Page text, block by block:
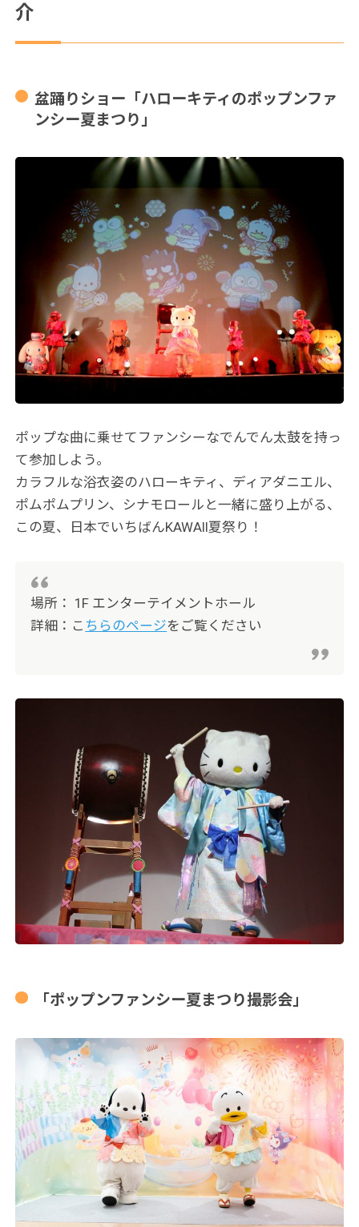
介
盆踊りショー「ハローキティのポップンファ
ンシー夏まつり」
ポップな曲に乗せてファンシーなでんでん太鼓を持っ
て参加しよう。
カラフルな浴衣姿のハローキティ、ディアダニエル、
ポムポムプリン、シナモロールと一緒に盛り上がる、
この夏、日本でいちばんKAWAII夏祭り！
場所： 1F エンターテイメントホール
詳細：こ ちらのページをご覧ください
「ポップンファンシー夏まつり撮影会」